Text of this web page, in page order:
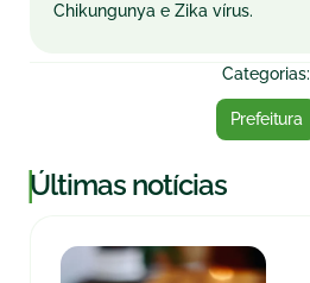
Chikungunya e Zika vírus.
Categorias:
Prefeitura
|Últimas notícias